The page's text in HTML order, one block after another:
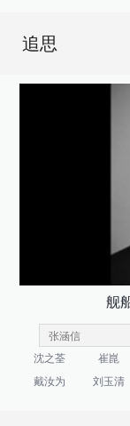
追思
舰
沈之荃 崔崑
戴汝为
刘玉清